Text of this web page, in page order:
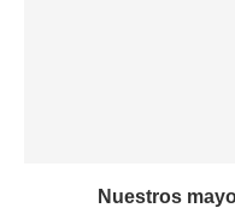
Nuestros